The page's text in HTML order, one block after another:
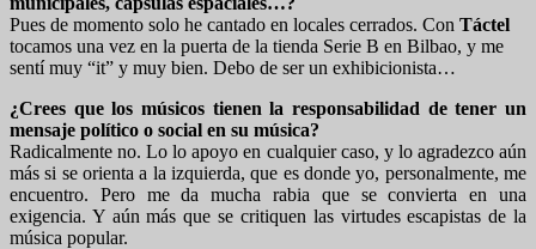
Pues de momento solo he cantado en locales cerrados. Con Táctel
tocamos una vez en la puerta de la tienda Serie B en Bilbao, y me
sentí muy “it” y muy bien. Debo de ser un exhibicionista…
¿Crees que los músicos tienen la responsabilidad de tener un
mensaje político o social en su música?
Radicalmente no. Lo lo apoyo en cualquier caso, y lo agradezco aún
más si se orienta a la izquierda, que es donde yo, personalmente, me
encuentro. Pero me da mucha rabia que se convierta en una
exigencia. Y aún más que se critiquen las virtudes escapistas de la
música popular.